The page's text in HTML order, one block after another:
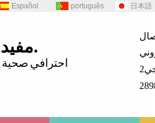
Español português 日本語
مفيدالمحدودة.
احترافي صحية